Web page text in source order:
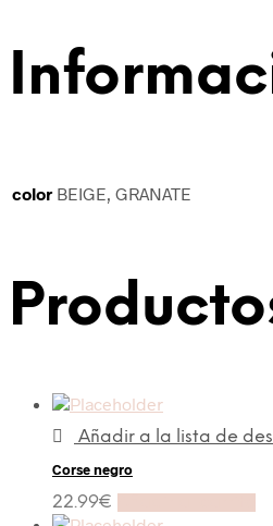
color BEIGE, GRANATE
Añadir a la lista de
Corse negro
22.99€